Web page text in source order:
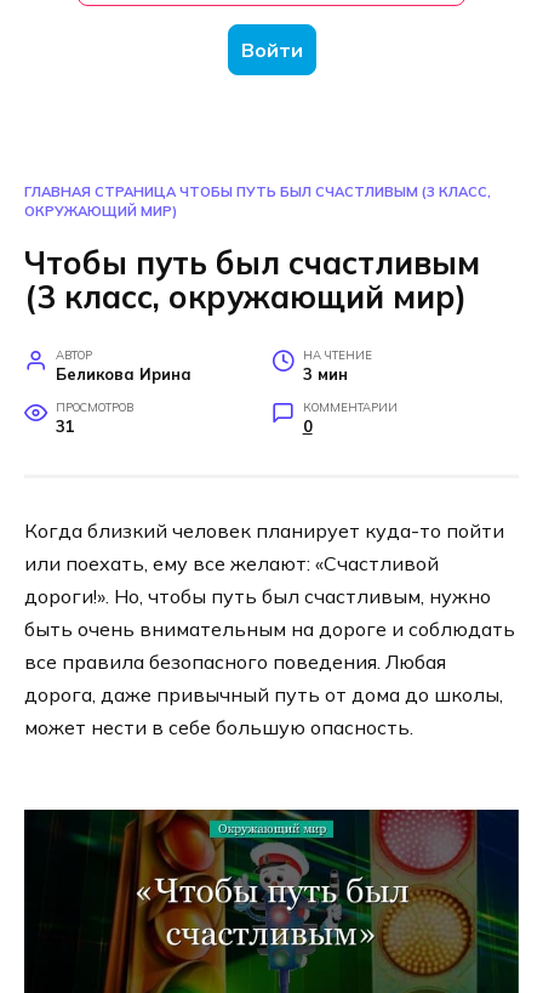
Войти
ГЛАВНАЯ СТРАНИЦА ЧТОБЫ ПУТЬ БЫЛ СЧАСТЛИВЫМ (3 КЛАСС,
ОКРУЖАЮЩИЙ МИР)
Чтобы путь был счастливым
(3 класс, окружающий мир)
АВТОР
Беликова Ирина
НА ЧТЕНИЕ
3 мин
ПРОСМОТРОВ
31
КОММЕНТАРИИ
0
Когда близкий человек планирует куда-то пойти
или поехать, ему все желают: «Счастливой
дороги!». Но, чтобы путь был счастливым, нужно
быть очень внимательным на дороге и соблюдать
все правила безопасного поведения. Любая
дорога, даже привычный путь от дома до школы,
может нести в себе большую опасность.